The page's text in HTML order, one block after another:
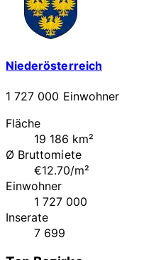
Niederösterreich
1 727 000 Einwohner
Fläche
19 186 km²
Ø Bruttomiete
€12.70/m²
Einwohner
1 727 000
Inserate
7 699